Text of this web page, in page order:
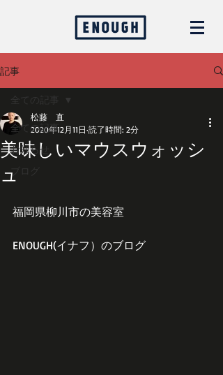
記事
全ての記事
お知らせ
ブログ
全ての記事
美味しいマウスウォッシ
ュ
松藤 直
2020年12月11日 読了時間: 2分
福岡県柳川市の美容室
ENOUGH(イナフ）のブログ